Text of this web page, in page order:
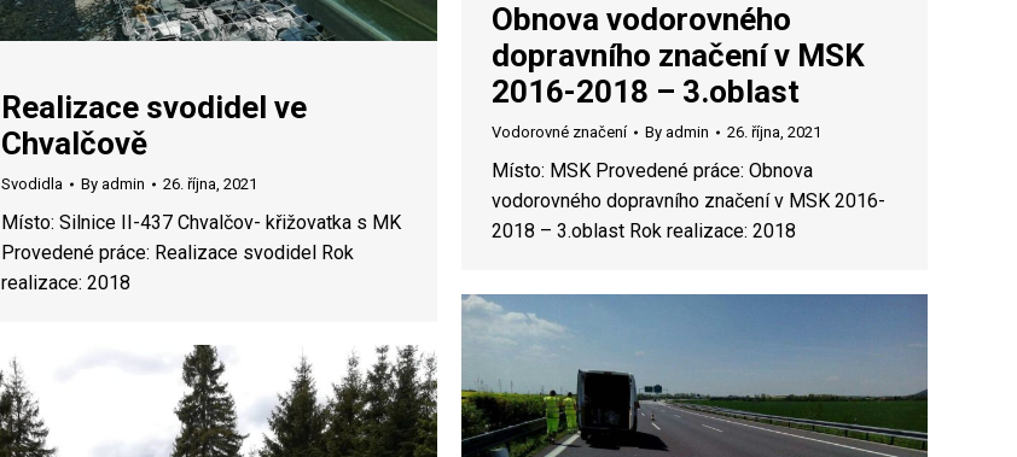
Realizace svodidel ve
Chvalčově
Svodidla By admin 26. října, 2021
Místo: Silnice II-437 Chvalčov- křižovatka s MK
Provedené práce: Realizace svodidel Rok
realizace: 2018
Obnova vodorovného
dopravního značení v MSK
2016-2018 – 3.oblast
Vodorovné značení By admin 26. října, 2021
Místo: MSK Provedené práce: Obnova
vodorovného dopravního značení v MSK 2016-
2018 – 3.oblast Rok realizace: 2018